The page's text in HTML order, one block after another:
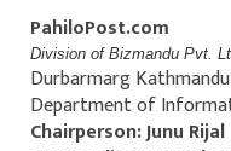
PahiloPost.com
Division of Bizmandu Pvt.
Durbarmarg
Department of
Chairperson: Junu Rijal